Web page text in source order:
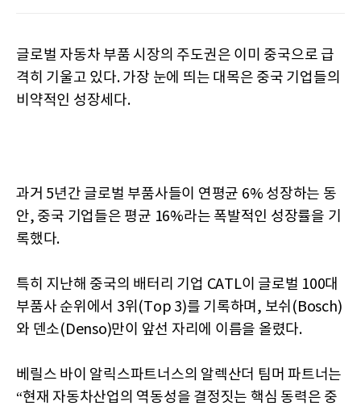
글로벌 자동차 부품 시장의 주도권은 이미 중국으로 급
격히 기울고 있다. 가장 눈에 띄는 대목은 중국 기업들의
비약적인 성장세다.
과거 5년간 글로벌 부품사들이 연평균 6% 성장하는 동
안, 중국 기업들은 평균 16%라는 폭발적인 성장률을 기
록했다.
특히 지난해 중국의 배터리 기업 CATL이 글로벌 100대
부품사 순위에서 3위(Top 3)를 기록하며, 보쉬(Bosch)
와 덴소(Denso)만이 앞선 자리에 이름을 올렸다.
베릴스 바이 알릭스파트너스의 알렉산더 팀머 파트너는
“현재 자동차산업의 역동성을 결정짓는 핵심 동력은 중